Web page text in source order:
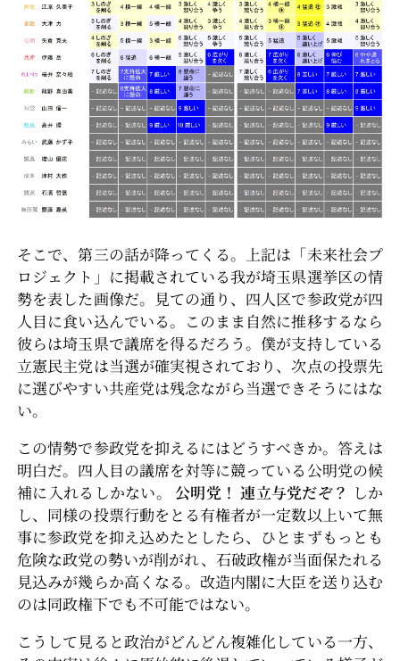
そこで、第三の話が降ってくる。上記は「未来社会プ
ロジェクト」に掲載されている我が埼玉県選挙区の情
勢を表した画像だ。見ての通り、四人区で参政党が四
人目に食い込んでいる。このまま自然に推移するなら
彼らは埼玉県で議席を得るだろう。僕が支持している
立憲民主党は当選が確実視されており、次点の投票先
に選びやすい共産党は残念ながら当選できそうにはな
い。
この情勢で参政党を抑えるにはどうすべきか。答えは
明白だ。四人目の議席を対等に競っている公明党の候
補に入れるしかない。 公明党！ 連立与党だぞ？ しか
し、同様の投票行動をとる有権者が一定数以上いて無
事に参政党を抑え込めたとしたら、ひとまずもっとも
危険な政党の勢いが削がれ、石破政権が当面保たれる
見込みが幾らか高くなる。改造内閣に大臣を送り込む
のは同政権下でも不可能ではない。
こうして見ると政治がどんどん複雑化している一方、